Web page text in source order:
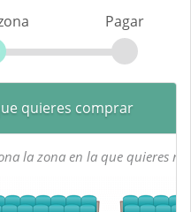
Pagar
quieres comprar
la zona en la que quieres